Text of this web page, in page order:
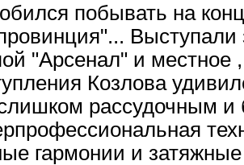
побывать на
"Арсенал" и
Козлова
рассудочным
гармонии и